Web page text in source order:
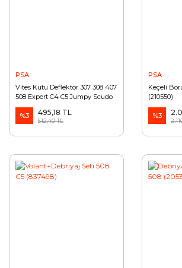
PSA
Vites Kutu Deflektör 307 308 407
508 Expert C4 C5 Jumpy Scudo
(210626)
%3
495,18 TL
512,40 TL
PSA
Keçeli
(210550)
%3